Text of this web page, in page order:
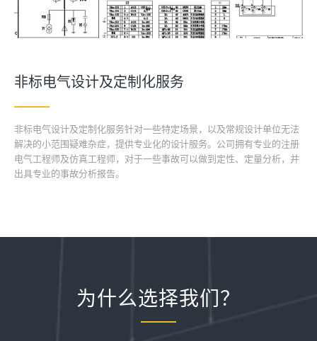
非标电气设计及定制化服务
非标电气设计及定制化服务针对一些特定场景，以及常规设计单位无法
解决的小范围疑难杂症，提供专业化的设计服务。公司拥有专业的注册
电气工程师及仿真工程师，对于一些事故可以做到定性、定量分析，并
出具专业的事故分析报告。
为什么选择我们？